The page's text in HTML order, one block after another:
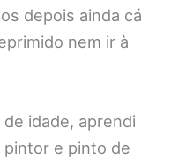
depois ainda cá
nem ir à
idade, aprendi
pintor e pinto de